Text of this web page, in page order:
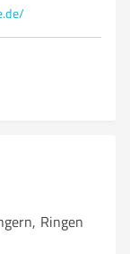
Ringen